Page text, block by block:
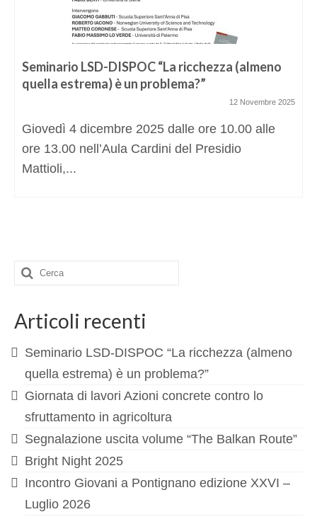
Seminario LSD-DISPOC “La ricchezza (almeno
quella estrema) è un problema?”
12 Novembre 2025
Giovedì 4 dicembre 2025 dalle ore 10.00 alle
ore 13.00 nell’Aula Cardini del Presidio
Mattioli,...
Cerca:
Articoli recenti
Seminario LSD-DISPOC “La ricchezza (almeno
quella estrema) è un problema?”
Giornata di lavori Azioni concrete contro lo
sfruttamento in agricoltura
Segnalazione uscita volume “The Balkan Route”
Bright Night 2025
Incontro Giovani a Pontignano edizione XXVI –
Luglio 2026